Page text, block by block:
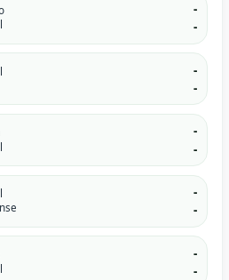
-
-
-
-
-
-
-
-
-
-